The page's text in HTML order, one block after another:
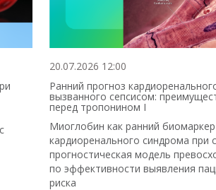
20.07.2026 12:00
Ранний прогноз
вызванного сепсисом:
перед тропонином I
Миоглобин как ранний биомаркер
кардиоренального синдрома при
прогностическая модель
по эффективности выявления
риска